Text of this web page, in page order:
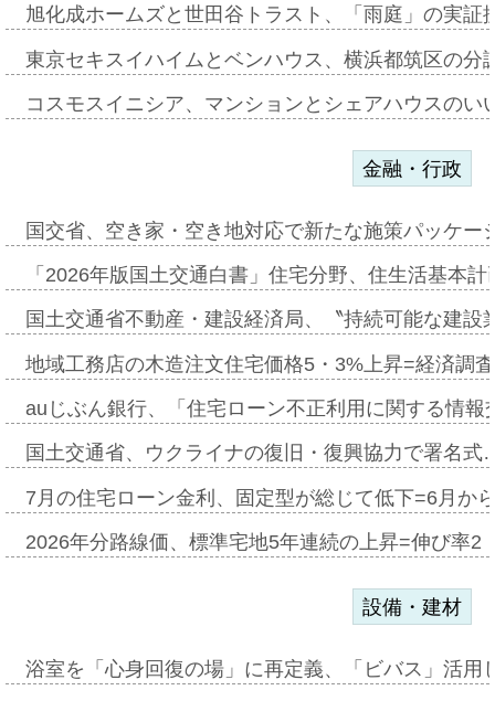
旭化成ホームズと世田谷トラスト、「雨庭」の実
東京セキスイハイムとベンハウス、横浜都筑区の
コスモスイニシア、マンションとシェアハウスの
金融・行政
国交省、空き家・空き地対応で新たな施策パッケ
「2026年版国土交通白書」住宅分野、住生活基本
国土交通省不動産・建設経済局、〝持続可能な建
地域工務店の木造注文住宅価格5・3%上昇=経済調
auじぶん銀行、「住宅ローン不正利用に関する情
国土交通省、ウクライナの復旧・復興協力で署名
7月の住宅ローン金利、固定型が総じて低下=6月か
2026年分路線価、標準宅地5年連続の上昇=伸び率
設備・建材
浴室を「心身回復の場」に再定義、「ビバス」活